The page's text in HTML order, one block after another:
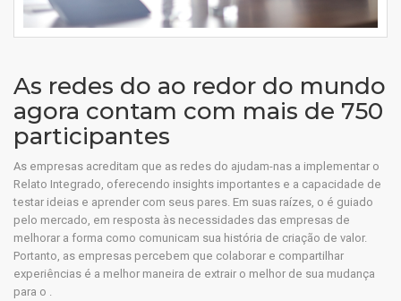
As redes do ao redor do mundo
agora contam com mais de 750
participantes
As empresas acreditam que as redes do ajudam-nas a implementar o
Relato Integrado, oferecendo insights importantes e a capacidade de
testar ideias e aprender com seus pares. Em suas raízes, o é guiado
pelo mercado, em resposta às necessidades das empresas de
melhorar a forma como comunicam sua história de criação de valor.
Portanto, as empresas percebem que colaborar e compartilhar
experiências é a melhor maneira de extrair o melhor de sua mudança
para o .